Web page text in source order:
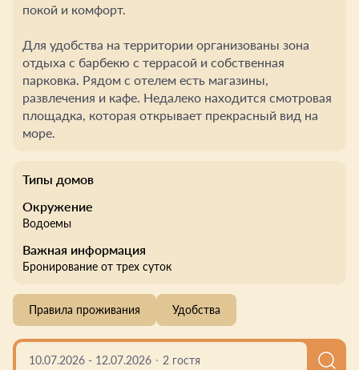
покой и комфорт.
Для удобства на территории организованы зона
отдыха с барбекю с террасой и собственная
парковка. Рядом с отелем есть магазины,
развлечения и кафе. Недалеко находится смотровая
площадка, которая открывает прекрасный вид на
море.
Типы домов
Окружение
Водоемы
Важная информация
Бронирование от трех суток
Правила проживания Удобства
10.07.2026 - 12.07.2026 2 гостя